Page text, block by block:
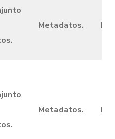
Metadatos.
Metadatos.